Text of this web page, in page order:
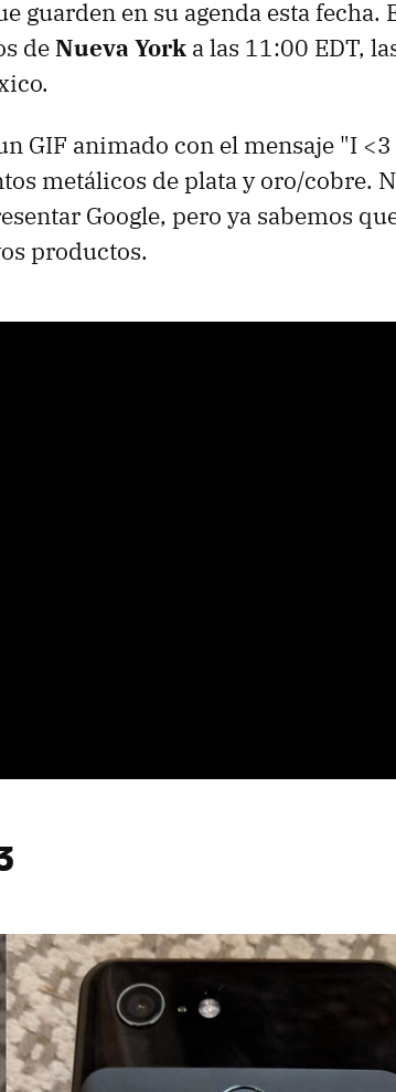
guarden en su agenda esta fecha.
deNueva York a las 11:00 EDT,
GIF animado con el mensaje "I <3
metálicos de plata y oro/cobre.
Google, pero ya sabemos
productos.